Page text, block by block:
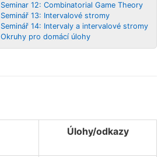
Seminar 12: Combinatorial Game Theory
Seminář 13: Intervalové stromy
Seminář 14: Intervaly a intervalové stromy
Okruhy pro domácí úlohy
Úlohy/odkazy